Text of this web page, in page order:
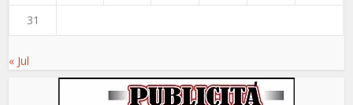
31
« Jul